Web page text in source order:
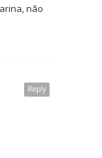
não
Reply